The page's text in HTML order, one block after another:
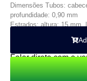
Dimensões Tubos:
profundidade: 0,90 mm
Estrados: altura: 15 mm,
Falar direto com o